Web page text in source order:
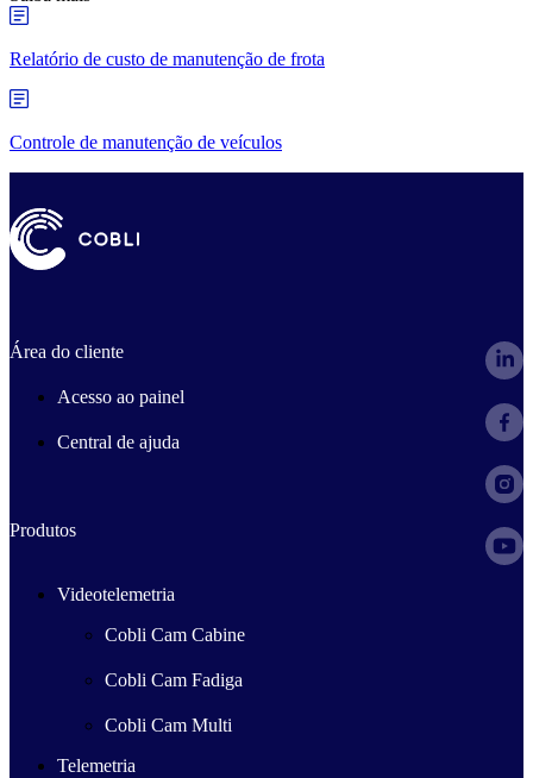
Relatório de custo de manutenção de frota
Controle de manutenção de veículos
Área do cliente
Acesso ao painel
Central de ajuda
Produtos
Videotelemetria
Cobli Cam Cabine
Cobli Cam Fadiga
Cobli Cam Multi
Telemetria